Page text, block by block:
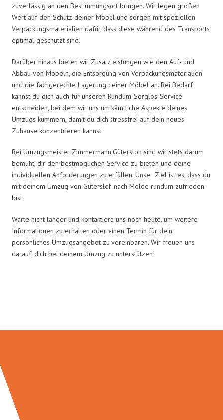
zuverlässig an den Bestimmungsort bringen. Wir legen großen
Wert auf den Schutz deiner Möbel und sorgen mit speziellen
Verpackungsmaterialien dafür, dass diese während des Transports
optimal geschützt sind.
Darüber hinaus bieten wir Zusatzleistungen wie den Auf- und
Abbau von Möbeln, die Entsorgung von Verpackungsmaterialien
und die fachgerechte Lagerung deiner Möbel an. Bei Bedarf
kannst du dich auch für unseren Rundum-Sorglos-Service
entscheiden, bei dem wir uns um sämtliche Aspekte deines
Umzugs kümmern, damit du dich stressfrei auf dein neues
Zuhause konzentrieren kannst.
Bei Umzugsmeister Zimmermann Gütersloh sind wir stets darum
bemüht, dir den bestmöglichen Service zu bieten und deine
individuellen Anforderungen zu erfüllen. Unser Ziel ist es, dass du
mit deinem Umzug von Gütersloh nach Molde rundum zufrieden
bist.
Warte nicht länger und kontaktiere uns noch heute, um weitere
Informationen zu erhalten oder einen Termin für dein
persönliches Umzugsangebot zu vereinbaren. Wir freuen uns
darauf, dich bei deinem Umzug zu unterstützen!